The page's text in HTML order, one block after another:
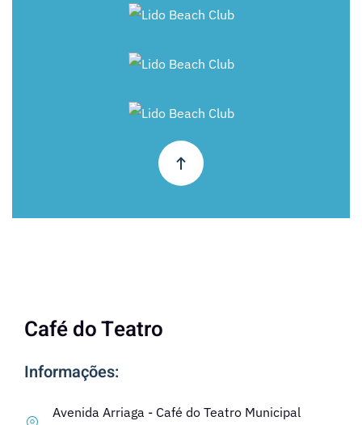
+
+
+
Café do Teatro
Informações:
Avenida Arriaga - Café do Teatro Municipal